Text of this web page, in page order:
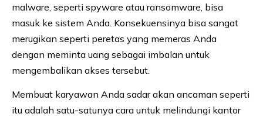
malware, seperti spyware atau ransomware, bisa
masuk ke sistem Anda. Konsekuensinya bisa sangat
merugikan seperti peretas yang memeras Anda
dengan meminta uang sebagai imbalan untuk
mengembalikan akses tersebut.
Membuat karyawan Anda sadar akan ancaman seperti
itu adalah satu-satunya cara untuk melindungi kantor